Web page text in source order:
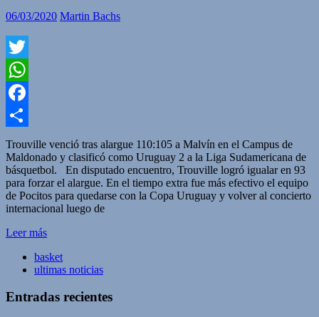
06/03/2020 Martin Bachs
Twitter
WhatsApp
Facebook
Compartir
Trouville venció tras alargue 110:105 a Malvín en el Campus de
Maldonado y clasificó como Uruguay 2 a la Liga Sudamericana de
básquetbol. En disputado encuentro, Trouville logró igualar en 93
para forzar el alargue. En el tiempo extra fue más efectivo el equipo
de Pocitos para quedarse con la Copa Uruguay y volver al concierto
internacional luego de
Leer más
basket
ultimas noticias
Entradas recientes